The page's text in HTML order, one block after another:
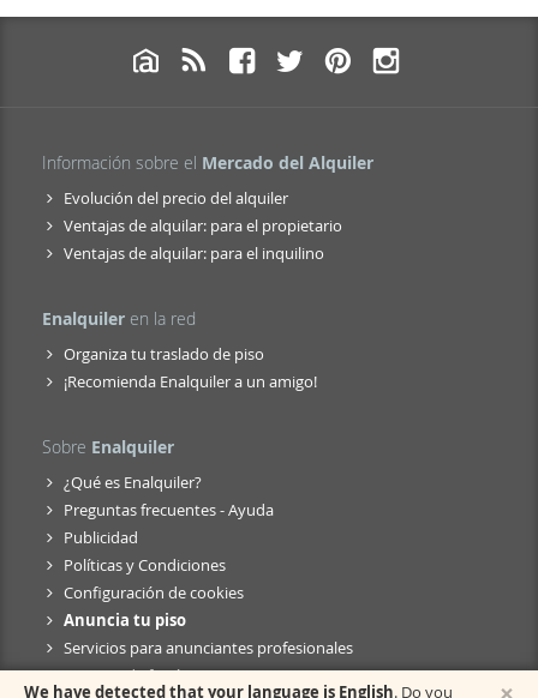
Información sobre el Mercado del Alquiler
Evolución del precio del alquiler
Ventajas de alquilar: para el propietario
Ventajas de alquilar: para el inquilino
Enalquiler en la red
Organiza tu traslado de piso
¡Recomienda Enalquiler a un amigo!
Sobre Enalquiler
¿Qué es Enalquiler?
Preguntas frecuentes - Ayuda
Publicidad
Políticas y Condiciones
Configuración de cookies
Anuncia tu piso
Servicios para anunciantes profesionales
Anuncio de fusión
We have detected that your language is English. Do you